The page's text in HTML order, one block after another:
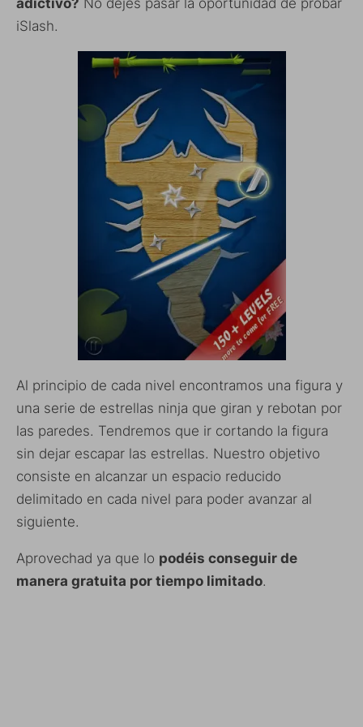
adictivo? No dejes pasar la oportunidad de probar
iSlash.
Al principio de cada nivel encontramos una figura y
una serie de estrellas ninja que giran y rebotan por
las paredes. Tendremos que ir cortando la figura
sin dejar escapar las estrellas. Nuestro objetivo
consiste en alcanzar un espacio reducido
delimitado en cada nivel para poder avanzar al
siguiente.
Aprovechad ya que lo podéis conseguir de
manera gratuita por tiempo limitado.